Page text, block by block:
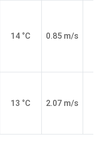
14 °C 0.85 m/s
13 °C 2.07 m/s